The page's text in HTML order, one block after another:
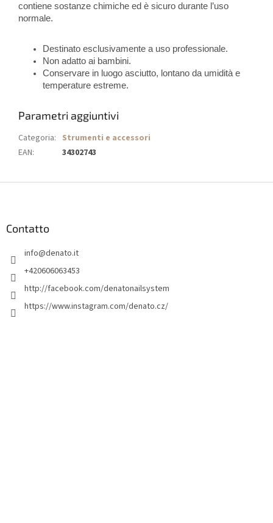
contiene sostanze chimiche ed è sicuro durante l’uso
normale.
Destinato esclusivamente a uso professionale.
Non adatto ai bambini.
Conservare in luogo asciutto, lontano da umidità e
temperature estreme.
Parametri aggiuntivi
Categoria: Strumenti e accessori
EAN: 34302743
Contatto
info@denato.it
+420606063453
http://facebook.com/denatonailsystem
https://www.instagram.com/denato.cz/